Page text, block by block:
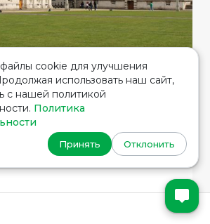
ПОЕЗДКА, ЛЕТО 2016
cookie для улучшения
использовать наш сайт,
с нашей политикой
Политика
Принять Отклонить